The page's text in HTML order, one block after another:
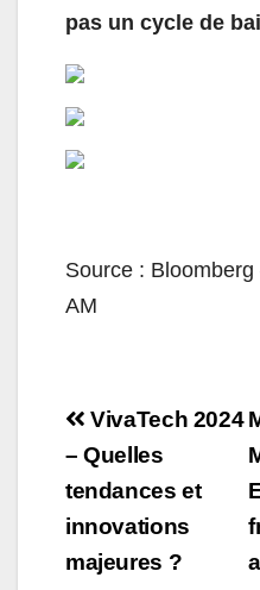
pas un cycle de
Source :
AM
Navigation
de
l’article
VivaTech 2024
– Quelles
tendances et
innovations
majeures ?